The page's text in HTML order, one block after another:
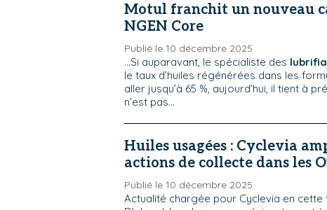
Motul franchit un nouveau
NGEN Core
Publié le 10 décembre 2025
...Si auparavant, le spécialiste des
le taux d’huiles régénérées dans les
aller jusqu’à 65 %, aujourd’hui, il tient à
n’est pas...
Huiles usagées : Cyclevia
actions de collecte dans les
Publié le 10 décembre 2025
Actualité chargée pour Cyclevia en cette